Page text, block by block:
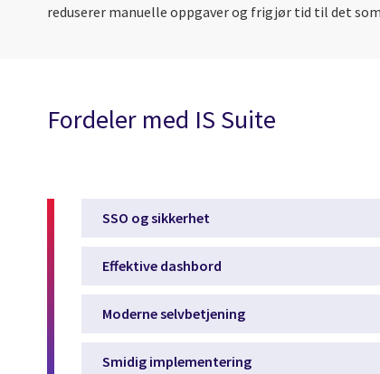
reduserer manuelle oppgaver og frigjør tid til det
Fordeler med IS Suite
SSO og sikkerhet
Effektive dashbord
Moderne selvbetjening
Smidig implementering